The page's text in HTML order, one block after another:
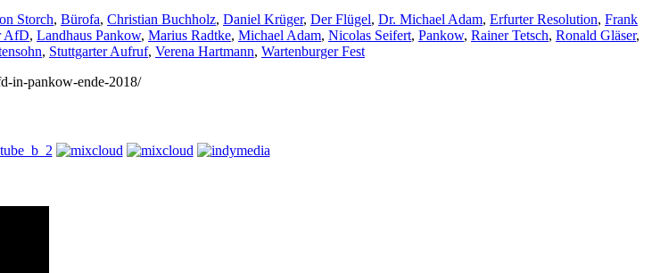
Storch, Bürofa, Christian Buchholz, Daniel Krüger, Der Flügel, Dr. Michael Adam, Erfurter Resolution, Frank
AfD, Landhaus Pankow, Marius Radtke, Michael Adam, Nicolas Seifert, Pankow, Rainer Tetsch, Ronald Gläser,
, Stuttgarter Aufruf, Verena Hartmann, Wartenburger Fest
in-pankow-ende-2018/